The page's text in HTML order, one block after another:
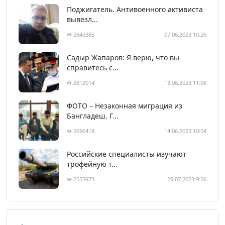
Поджигатель. Антивоенного активиста
вывезл...
2845385 07.06.2023 10:26
Садыр Жапаров: Я верю, что вы
справитесь с...
2812014 13.06.2023 11:06
ФОТО – Незаконная миграция из
Бангладеш. Г...
2696418 14.06.2023 10:54
Российские специалисты изучают
трофейную т...
2553973 29.07.2023 9:56